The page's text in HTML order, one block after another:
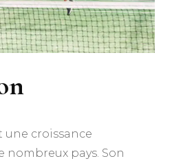
de
pickleball
?
croissance
nombreux pays. Son